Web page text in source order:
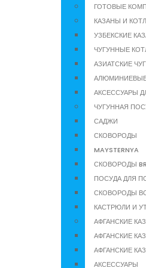
ГОТОВЫЕ
КАЗАНЫ И
УЗБЕКСКИЕ
ЧУГУННЫЕ
АЗИАТСКИЕ
АКСЕССУАРЫ
ЧУГУННАЯ
САДЖИ
СКОВОРОДЫ
MAYSTERNYA
СКОВОРОДЫ
ПОСУДА ДЛЯ
СКОВОРОДЫ
КАСТРЮЛИ И
АФГАНСКИЕ
АФГАНСКИЕ
АФГАНСКИЕ
АКСЕССУАРЫ